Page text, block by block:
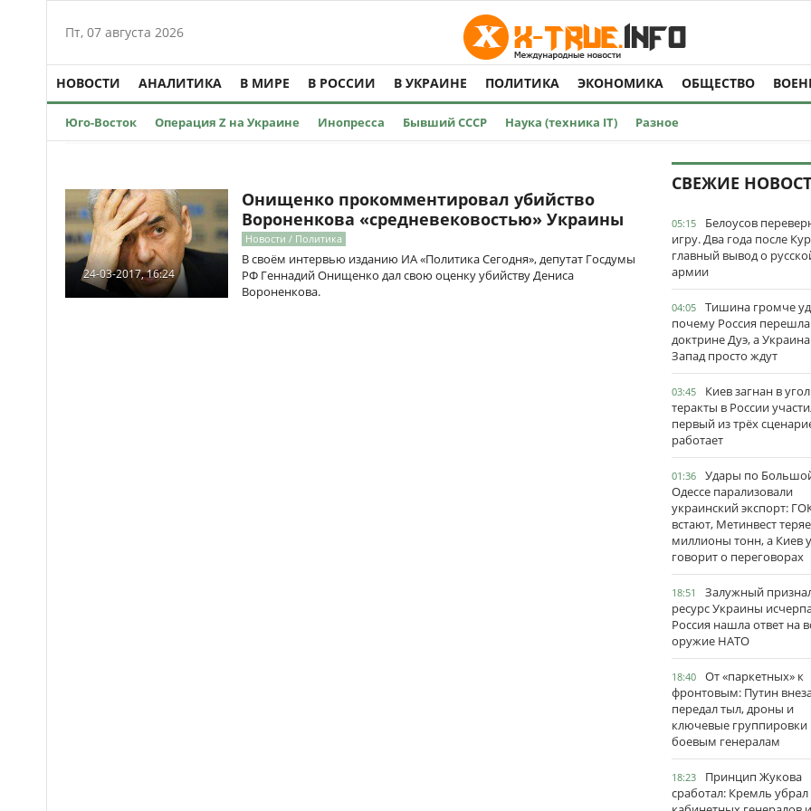
Пт, 07 августа 2026
НОВОСТИ АНАЛИТИКА В МИРЕ В РОССИИ В УКРАИНЕ ПОЛИТИКА ЭКОНОМИКА ОБЩЕСТВО
Юго-Восток Операция Z на Украине Инопресса Бывший СССР Наука (техника IT) Разное
24-03-2017, 16:24
Онищенко прокомментировал убийство
Вороненкова «средневековостью» Украины
Новости / Политика
В своём интервью изданию ИА «Политика Сегодня», депутат Госдумы
РФ Геннадий Онищенко дал свою оценку убийству Дениса
Вороненкова.
СВЕЖИЕ
05:15
Белоусов
игру. Два года после
главный вывод о
армии
04:05
Тишина громче
почему Россия
доктрине Дуэ, а
Запад просто ждут
03:45
Киев загнан в
теракты в России
первый из трёх
работает
01:36
Удары по
Одессе парализовали
украинский экспорт:
встают, Метинвест
миллионы тонн, а Киев
говорит о переговорах
18:51
Залужный
ресурс Украины
Россия нашла ответ на
оружие НАТО
18:40
От «паркетных» к
фронтовым: Путин
передал тыл, дроны и
ключевые группировки
боевым генералам
18:23
Принцип Жукова
сработал: Кремль убрал